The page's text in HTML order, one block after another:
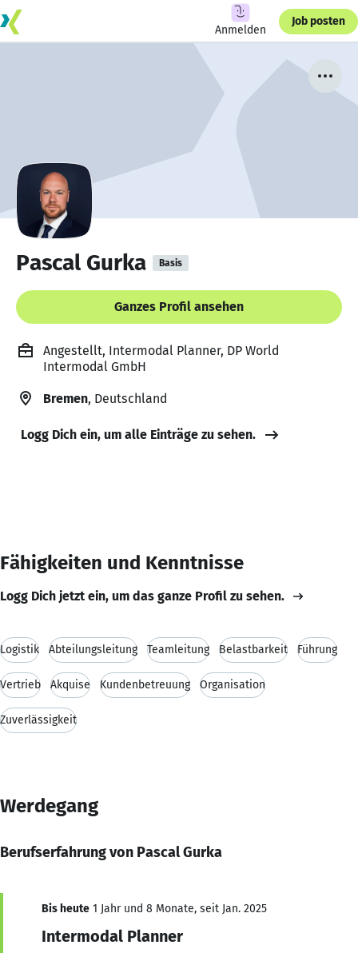
Anmelden
Job posten
Pascal Gurka Basis
Ganzes Profil ansehen
Angestellt, Intermodal Planner, DP World
Intermodal GmbH
Bremen, Deutschland
Logg Dich ein, um alle Einträge zu sehen.
Fähigkeiten und Kenntnisse
Logg Dich jetzt ein, um das ganze Profil zu sehen.
Logistik Abteilungsleitung Teamleitung Belastbarkeit Führung
Vertrieb Akquise Kundenbetreuung Organisation
Zuverlässigkeit
Werdegang
Berufserfahrung von Pascal Gurka
Bis heute 1 Jahr und 8 Monate, seit Jan. 2025
Intermodal Planner